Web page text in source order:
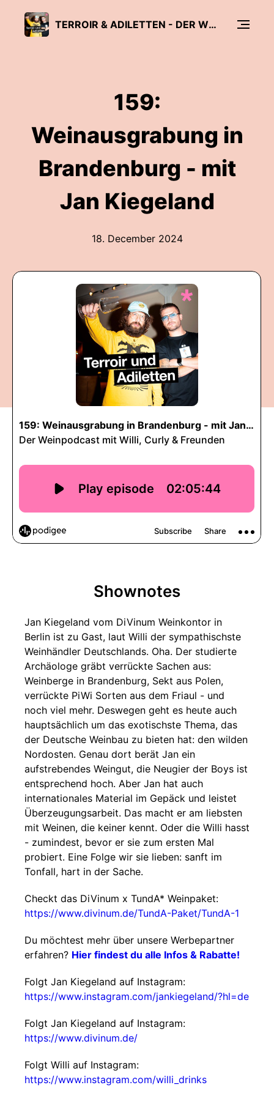
TERROIR & ADILETTEN - DER WEINPODCAST
159:
Weinausgrabung in
Brandenburg - mit
Jan Kiegeland
18. December 2024
Shownotes
Jan Kiegeland vom DiVinum Weinkontor in
Berlin ist zu Gast, laut Willi der sympathischste
Weinhändler Deutschlands. Oha. Der studierte
Archäologe gräbt verrückte Sachen aus:
Weinberge in Brandenburg, Sekt aus Polen,
verrückte PiWi Sorten aus dem Friaul - und
noch viel mehr. Deswegen geht es heute auch
hauptsächlich um das exotischste Thema, das
der Deutsche Weinbau zu bieten hat: den wilden
Nordosten. Genau dort berät Jan ein
aufstrebendes Weingut, die Neugier der Boys ist
entsprechend hoch. Aber Jan hat auch
internationales Material im Gepäck und leistet
Überzeugungsarbeit. Das macht er am liebsten
mit Weinen, die keiner kennt. Oder die Willi hasst
- zumindest, bevor er sie zum ersten Mal
probiert. Eine Folge wir sie lieben: sanft im
Tonfall, hart in der Sache.
Checkt das DiVinum x TundA* Weinpaket:
https://www.divinum.de/TundA-Paket/TundA-1
Du möchtest mehr über unsere Werbepartner
erfahren? Hier findest du alle Infos & Rabatte!
Folgt Jan Kiegeland auf Instagram:
https://www.instagram.com/jankiegeland/?hl=de
Folgt Jan Kiegeland auf Instagram:
https://www.divinum.de/
Folgt Willi auf Instagram:
https://www.instagram.com/willi_drinks